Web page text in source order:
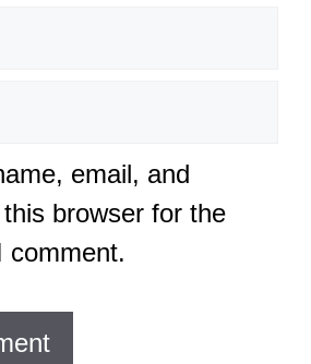
email, and
browser for the
comment.